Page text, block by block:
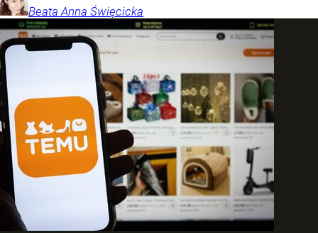
Beata Anna Święcicka